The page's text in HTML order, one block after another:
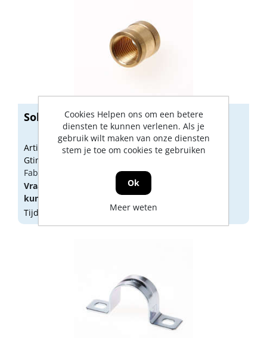
Sok 1/4"
Artikelnummer: 1803702
Gtin:
Fabrikant artikel nummer: 2095450
Vraag een
aan oflog in
kunnen zien.
Tijdelijk niet op voorraad
Cookies Helpen ons om een betere
diensten te kunnen verlenen. Als je
gebruik wilt maken van onze diensten
stem je toe om cookies te gebruiken
Ok
Meer weten